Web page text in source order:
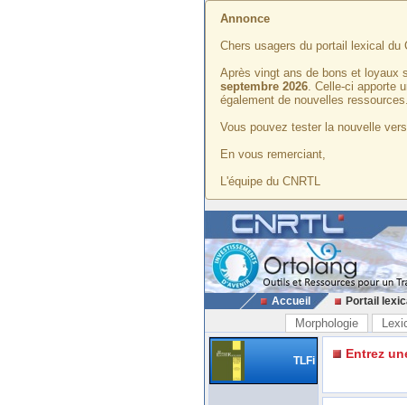
Annonce
Chers usagers du portail lexical du
Après vingt ans de bons et loyaux
septembre 2026. Celle-ci apporte
également de nouvelles ressources.
Vous pouvez tester la nouvelle
En vous remerciant,
L'équipe du CNRTL
Accueil Portail
Morphologie
TLFi Entrez